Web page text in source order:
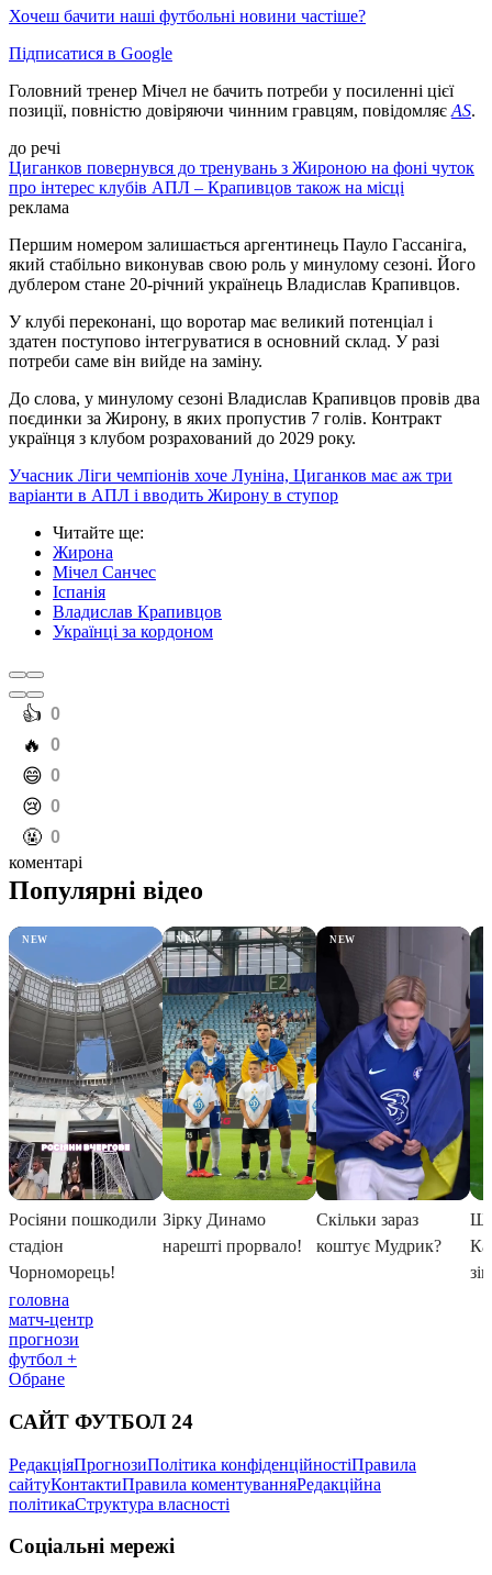
Хочеш бачити наші футбольні новини частіше?
Підписатися в Google
Головний тренер Мічел не бачить потреби у посиленні цієї
позиції, повністю довіряючи чинним гравцям, повідомляє AS.
до речі
Циганков повернувся до тренувань з Жироною на фоні чуток
про інтерес клубів АПЛ – Крапивцов також на місці
реклама
Першим номером залишається аргентинець Пауло Гассаніга,
який стабільно виконував свою роль у минулому сезоні. Його
дублером стане 20-річний українець Владислав Крапивцов.
У клубі переконані, що воротар має великий потенціал і
здатен поступово інтегруватися в основний склад. У разі
потреби саме він вийде на заміну.
До слова, у минулому сезоні Владислав Крапивцов провів два
поєдинки за Жирону, в яких пропустив 7 голів. Контракт
українця з клубом розрахований до 2029 року.
Учасник Ліги чемпіонів хоче Луніна, Циганков має аж три
варіанти в АПЛ і вводить Жирону в ступор
Читайте ще:
Жирона
Мічел Санчес
Іспанія
Владислав Крапивцов
Українці за кордоном
️👍 0
️🔥 0
️😄 0
️😢 0
️🤬 0
коментарі
головна
матч-центр
прогнози
футбол +
Обране
САЙТ ФУТБОЛ 24
РедакціяПрогнозиПолітика конфіденційностіПравила
сайтуКонтактиПравила коментуванняРедакційна
політикаСтруктура власності
Соціальні мережі